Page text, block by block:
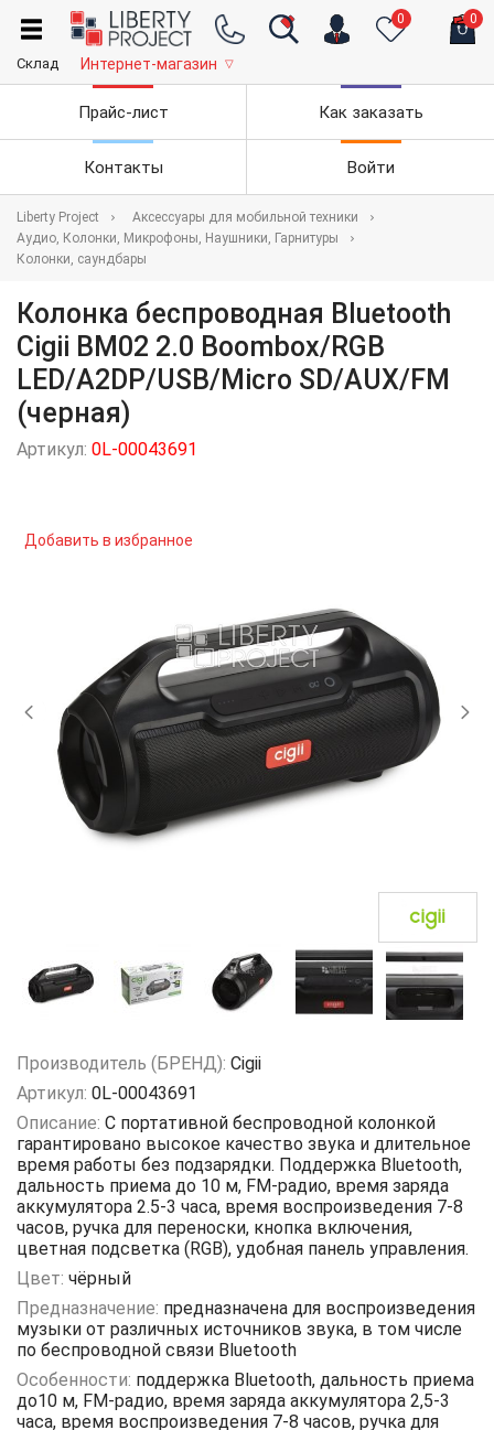
0 0
Склад Интернет-магазин ▽
Прайс-лист Как заказать
Контакты Войти
Liberty Project
Аксессуары для мобильной техники
Аудио, Колонки, Микрофоны, Наушники, Гарнитуры
Колонки, саундбары
Колонка беспроводная Bluetooth
Cigii BM02 2.0 Boombox/RGB
LED/A2DP/USB/Micro SD/AUX/FM
(черная)
Артикул: 0L-00043691
Добавить в избранное
Производитель (БРЕНД): Cigii
Артикул: 0L-00043691
Описание: С портативной беспроводной колонкой
гарантировано высокое качество звука и длительное
время работы без подзарядки. Поддержка Bluetooth,
дальность приема до 10 м, FM-радио, время заряда
аккумулятора 2.5-3 часа, время воспроизведения 7-8
часов, ручка для переноски, кнопка включения,
цветная подсветка (RGB), удобная панель управления.
Цвет: чёрный
Предназначение: предназначена для воспроизведения
музыки от различных источников звука, в том числе
по беспроводной связи Bluetooth
Особенности: поддержка Bluetooth, дальность приема
до10 м, FM-радио, время заряда аккумулятора 2,5-3
часа, время воспроизведения 7-8 часов, ручка для